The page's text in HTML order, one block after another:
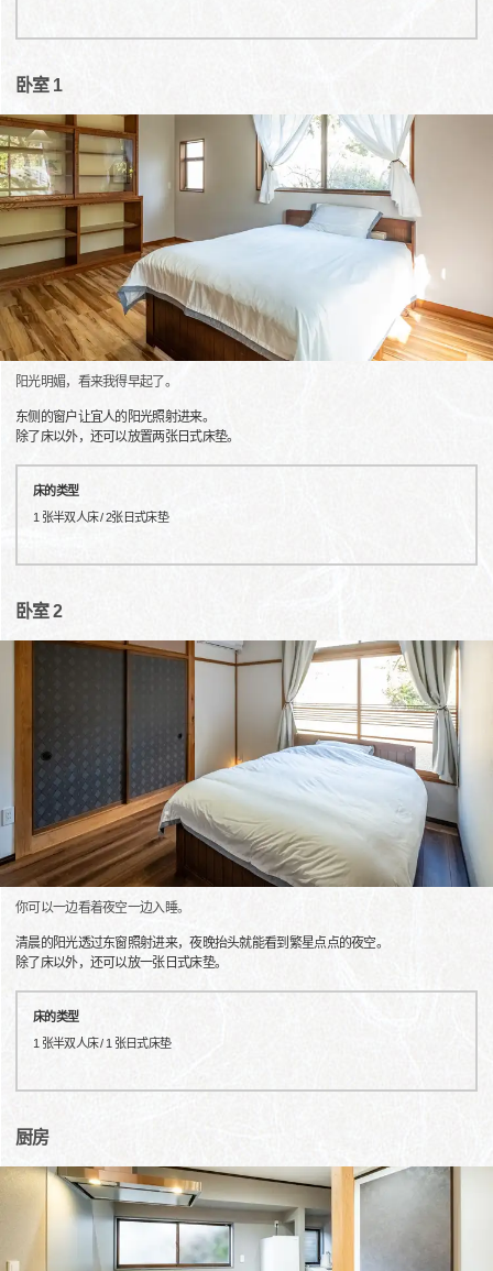
卧室 1
阳光明媚，看来我得早起了。
东侧的窗户让宜人的阳光照射进来。
除了床以外，还可以放置两张日式床垫。
床的类型
1 张半双人床 / 2张日式床垫
卧室 2
你可以一边看着夜空一边入睡。
清晨的阳光透过东窗照射进来，夜晚抬头就能看到繁星点点的夜空。
除了床以外，还可以放一张日式床垫。
床的类型
1 张半双人床 / 1 张日式床垫
厨房